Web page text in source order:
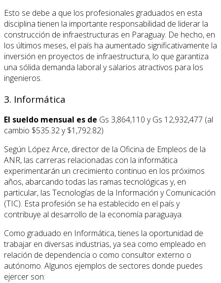
Esto se debe a que los profesionales graduados en esta
disciplina tienen la importante responsabilidad de liderar la
construcción de infraestructuras en Paraguay. De hecho, en
los últimos meses, el país ha aumentado significativamente la
inversión en proyectos de infraestructura, lo que garantiza
una sólida demanda laboral y salarios atractivos para los
ingenieros.
3. Informática
El sueldo mensual es de Gs 3,864,110 y Gs 12,932,477 (al
cambio $535.32 y $1,792.82)
Según López Arce, director de la Oficina de Empleos de la
ANR, las carreras relacionadas con la informática
experimentarán un crecimiento continuo en los próximos
años, abarcando todas las ramas tecnológicas y, en
particular, las Tecnologías de la Información y Comunicación
(TIC). Esta profesión se ha establecido en el país y
contribuye al desarrollo de la economía paraguaya.
Como graduado en Informática, tienes la oportunidad de
trabajar en diversas industrias, ya sea como empleado en
relación de dependencia o como consultor externo o
autónomo. Algunos ejemplos de sectores donde puedes
ejercer son: